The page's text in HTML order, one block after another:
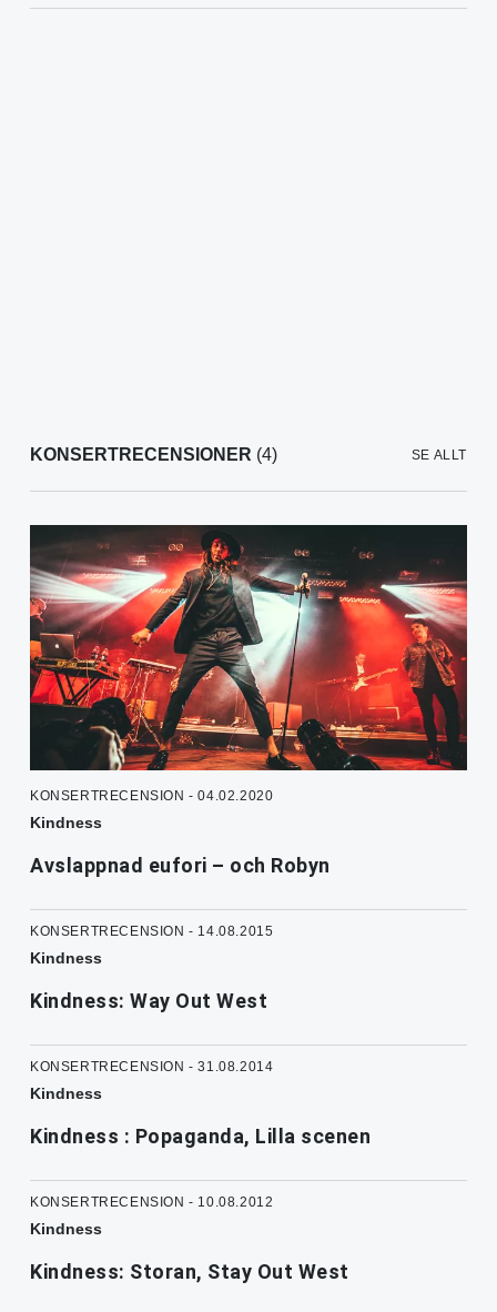
KONSERTRECENSIONER (4) SE ALLT
KONSERTRECENSION - 04.02.2020
Kindness
Avslappnad eufori – och Robyn
KONSERTRECENSION - 14.08.2015
Kindness
Kindness: Way Out West
KONSERTRECENSION - 31.08.2014
Kindness
Kindness : Popaganda, Lilla scenen
KONSERTRECENSION - 10.08.2012
Kindness
Kindness: Storan, Stay Out West